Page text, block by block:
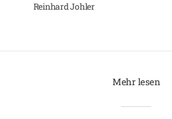
Reinhard Johler
Mehr lesen